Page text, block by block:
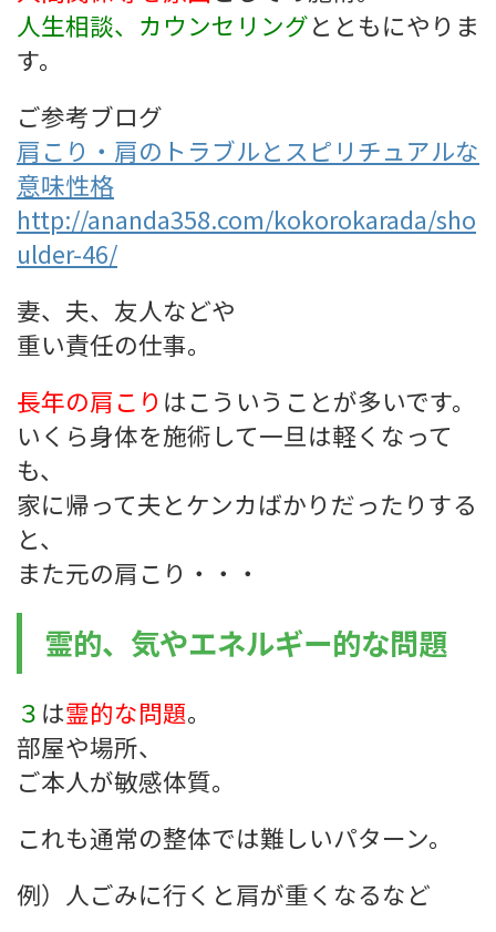
人生相談、カウンセリングとともにやりま
す。
ご参考ブログ
肩こり・肩のトラブルとスピリチュアルな
意味性格
http://ananda358.com/kokorokarada/sho
ulder-46/
妻、夫、友人などや
重い責任の仕事。
長年の肩こり はこういうことが多いです。
いくら身体を施術して一旦は軽くなって
も、
家に帰って夫とケンカばかりだったりする
と、
また元の肩こり・・・
霊的、気やエネルギー的な問題
３ は霊的な問題。
部屋や場所、
ご本人が敏感体質。
これも通常の整体では難しいパターン。
例）人ごみに行くと肩が重くなるなど